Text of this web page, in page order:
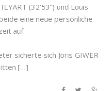
(32’53“) und Louis
eine neue persönliche
auf.
sicherte sich Joris GIWER
[…]